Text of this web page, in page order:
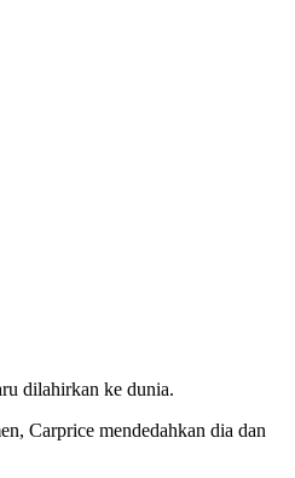
dilahirkan ke dunia.
Carprice mendedahkan dia dan